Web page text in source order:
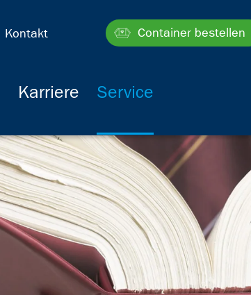
Kontakt Container bestellen
Karriere Service